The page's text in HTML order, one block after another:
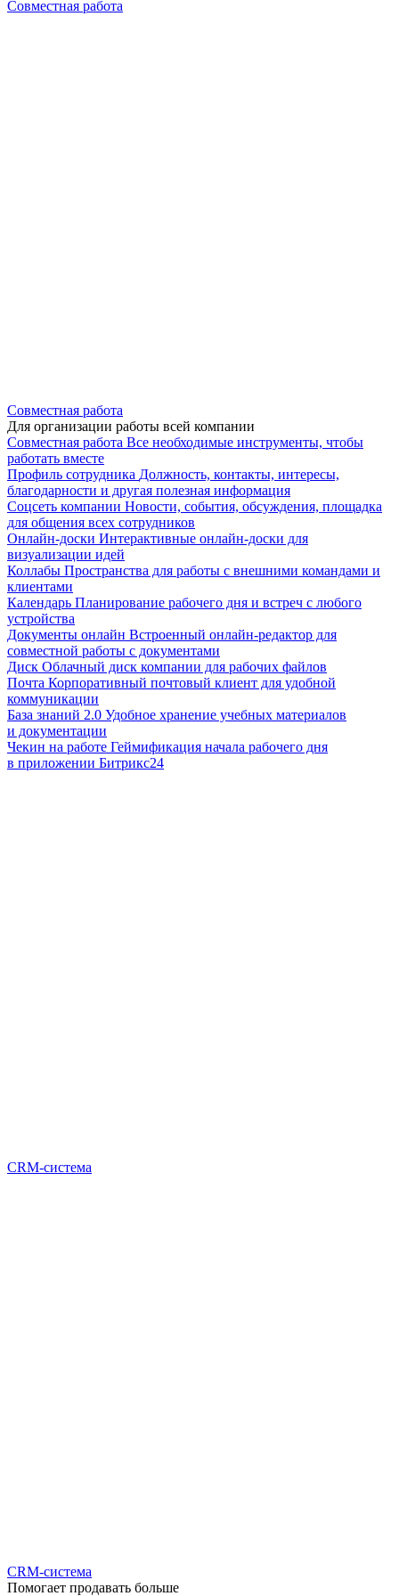
Совместная работа
Совместная работа
Для организации работы всей компании
Совместная работа Все необходимые инструменты, чтобы
работать вместе
Профиль сотрудника Должность, контакты, интересы,
благодарности и другая полезная информация
Соцсеть компании Новости, события, обсуждения, площадка
для общения всех сотрудников
Онлайн-доски Интерактивные онлайн-доски для
визуализации идей
Коллабы Пространства для работы с внешними командами и
клиентами
Календарь Планирование рабочего дня и встреч с любого
устройства
Документы онлайн Встроенный онлайн-редактор для
совместной работы с документами
Диск Облачный диск компании для рабочих файлов
Почта Корпоративный почтовый клиент для удобной
коммуникации
База знаний 2.0 Удобное хранение учебных материалов
и документации
Чекин на работе Геймификация начала рабочего дня
в приложении Битрикс24
CRM-система
CRM-система
Помогает продавать больше